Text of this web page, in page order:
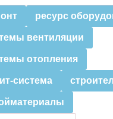
ресурс
вентиляции
отопления
система